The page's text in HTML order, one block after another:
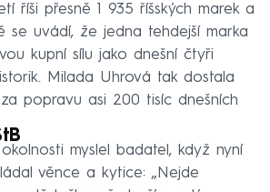
říši přesně 1 935 říšských marek a
se uvádí, že jedna tehdejší marka
kupní sílu jako dnešní čtyři
Milada Uhrová tak dostala
popravu asi 200 tisíc dnešních
myslel badatel, když nyní
věnce a kytice: „Nejde